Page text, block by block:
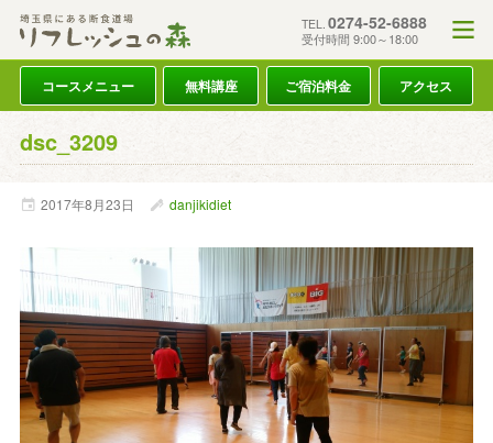
TEL. 0274-52-6888
受付時間 9:00～18:00
コースメニュー 無料講座 ご宿泊料金 アクセス
dsc_3209
2017年8月23日 danjikidiet